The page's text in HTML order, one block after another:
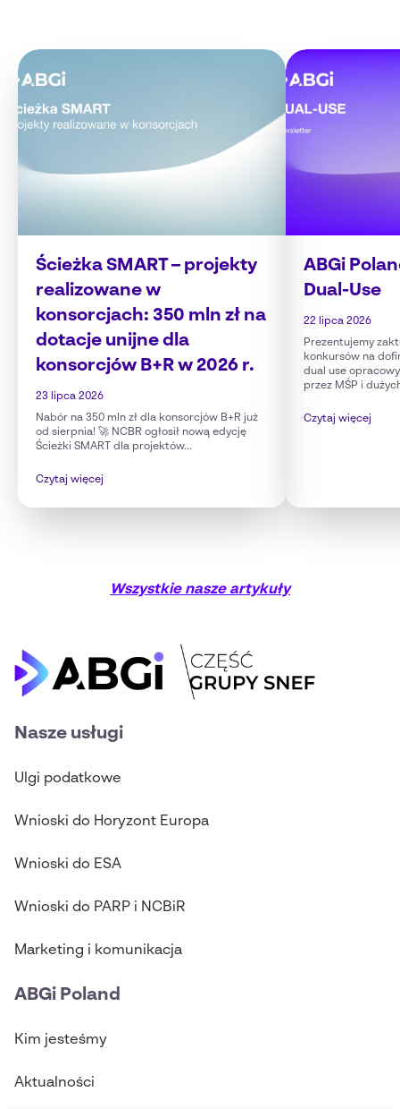
Ścieżka SMART – projekty
realizowane w
konsorcjach: 350 mln zł na
dotacje unijne dla
konsorcjów B+R w 2026 r.
23 lipca 2026
Nabór na 350 mln zł dla konsorcjów B+R już
od sierpnia! 🚀 NCBR ogłosił nową edycję
Ścieżki SMART dla projektów...
Czytaj więcej
ABGi
Dual-Use
22 lipca 2026
Prezentujemy
konkursów na
dual use
przez MŚP i
Czytaj więcej
Wszystkie nasze artykuły
Nasze usługi
Ulgi podatkowe
Wnioski do Horyzont Europa
Wnioski do ESA
Wnioski do PARP i NCBiR
Marketing i komunikacja
ABGi Poland
Kim jesteśmy
Aktualności